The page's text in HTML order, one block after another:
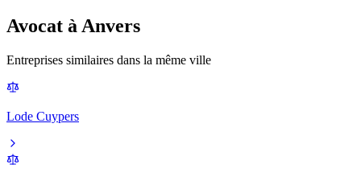
Avocat àAnvers
Entreprises similaires dans la même ville
Lode Cuypers